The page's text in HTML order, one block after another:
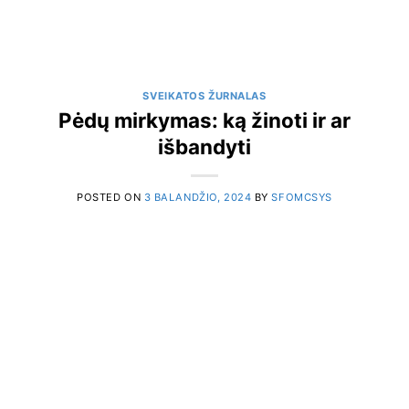
SVEIKATOS ŽURNALAS
Pėdų mirkymas: ką žinoti ir ar
išbandyti
POSTED ON 3 BALANDŽIO, 2024 BYSFOMCSYS